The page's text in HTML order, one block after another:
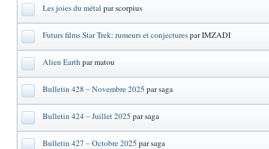
Les joies du métalpar scorpius
Futurs films Star Trek: rumeurs et conjecturespar IMZADI
Alien Earthpar matou
Bulletin 428 – Novembre 2025 par saga
Bulletin 424 – Juillet 2025 par saga
Bulletin 427 – Octobre 2025 par saga